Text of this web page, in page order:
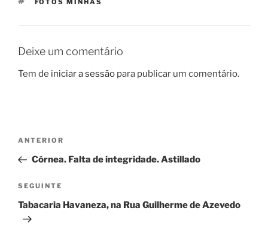
Deixe um comentário
Tem de iniciar a sessão para publicar um comentário.
Navegação
artigos
Conteúdo
anterior
ANTERIOR
Córnea. Falta de integridade. Astillado
Conteúdo
seguinte
SEGUINTE
Tabacaria Havaneza, na Rua Guilherme de Azevedo